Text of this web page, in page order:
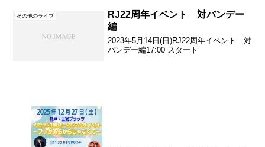
その他のライブ
RJ22周年イベント 対バンデー
編
2023年5月14日(日)RJ22周年イベント 対
バンデー編17:00 スタート